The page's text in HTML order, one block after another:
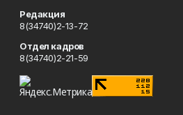
Редакция
8(34740)2-13-72
Отдел кадров
8(34740)2-21-59